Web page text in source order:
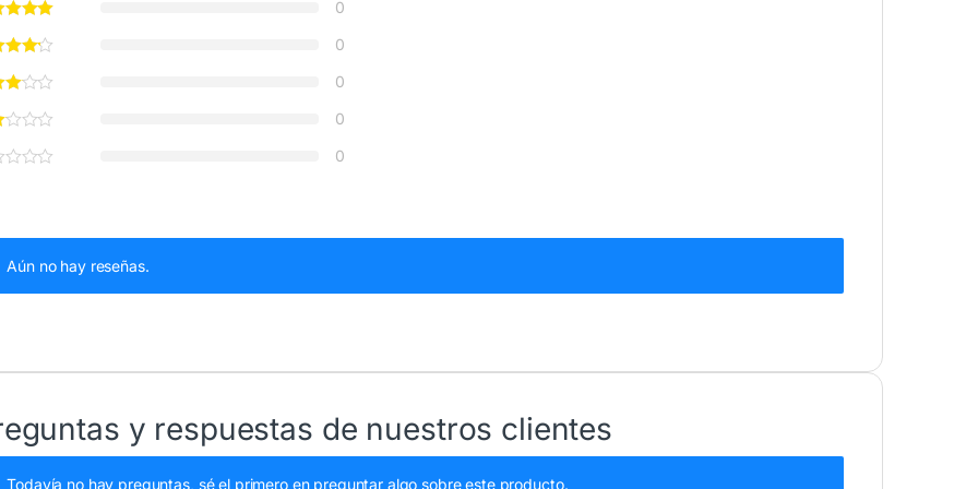
0
0
0
0
0
Aún no hay reseñas.
y respuestas de nuestros clientes
Todavía no hay preguntas, sé el primero en preguntar algo sobre este producto.